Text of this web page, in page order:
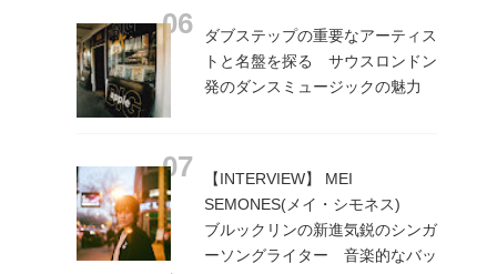
ダブステップの重要なアーティス
トと名盤を探る サウスロンドン
発のダンスミュージックの魅力
【INTERVIEW】 MEI
SEMONES(メイ・シモネス)
ブルックリンの新進気鋭のシンガ
ーソングライター 音楽的なバッ